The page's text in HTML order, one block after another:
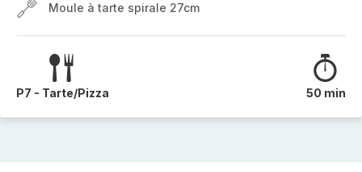
Moule à tarte spirale 27cm
P7 - Tarte/Pizza 50 min